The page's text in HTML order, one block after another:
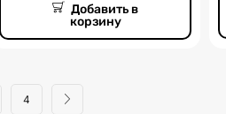
Добавить в
корзину
4